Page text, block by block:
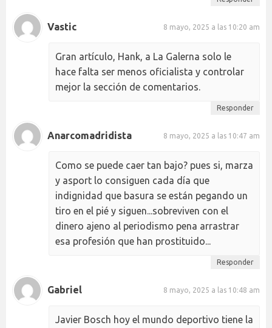
Vastic 8 mayo, 2025 a las 10:20 am
Gran artículo, Hank, a La Galerna solo le
hace falta ser menos oficialista y controlar
mejor la sección de comentarios.
Responder
Anarcomadridista 8 mayo, 2025 a las 10:47 am
Como se puede caer tan bajo? pues si, marza
y asport lo consiguen cada día que
indignidad que basura se están pegando un
tiro en el pié y siguen...sobreviven con el
dinero ajeno al periodismo pena arrastrar
esa profesión que han prostituido...
Responder
Gabriel 8 mayo, 2025 a las 10:48 am
Javier Bosch hoy el mundo deportivo tiene la